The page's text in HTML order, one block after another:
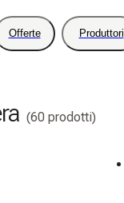
Offerte Produttori
(60 prodotti)